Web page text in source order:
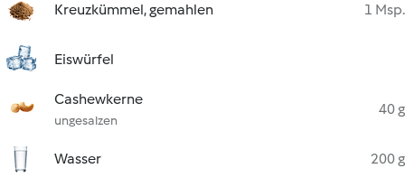
Kreuzkümmel, gemahlen 1 Msp.
Eiswürfel
Cashewkerne
ungesalzen
40 g
Wasser 200 g